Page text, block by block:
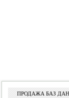
ПРОДАЖА БАЗ